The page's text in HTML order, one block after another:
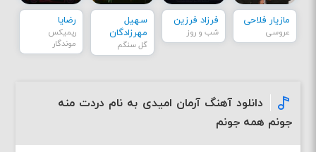
مازیار فلاحی
عروسی
فرزاد فرزین
شب و روز
سهیل
مهرزادگان
گل سنگم
رضایا
ریمیکس
موندگار
دانلود آهنگ آرمان امیدی به نام دردت منه
جونم همه جونم